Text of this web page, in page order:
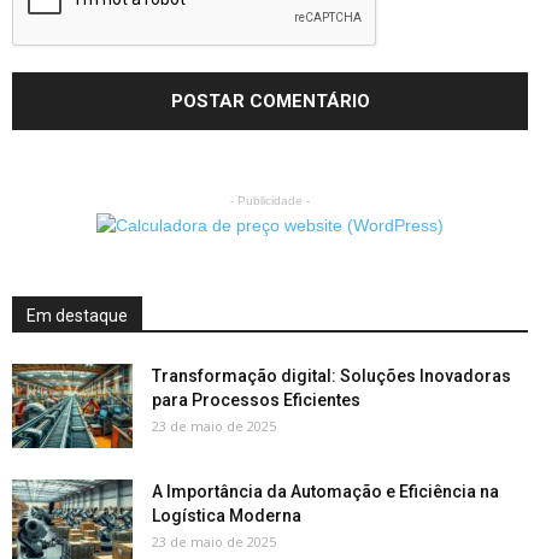
- Publicidade -
Em destaque
Transformação digital: Soluções Inovadoras
para Processos Eficientes
23 de maio de 2025
A Importância da Automação e Eficiência na
Logística Moderna
23 de maio de 2025